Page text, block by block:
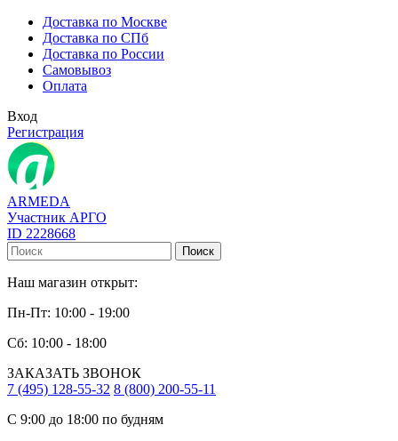
Доставка по Москве
Доставка по СПб
Доставка по России
Самовывоз
Оплата
Вход
Регистрация
ARMEDA
Участник АРГО
ID 2228668
Поиск
Наш магазин открыт:
Пн-Пт: 10:00 - 19:00
Сб: 10:00 - 18:00
ЗАКАЗАТЬ ЗВОНОК
7 (495) 128-55-32 8 (800) 200-55-11
С 9:00 до 18:00 по будням